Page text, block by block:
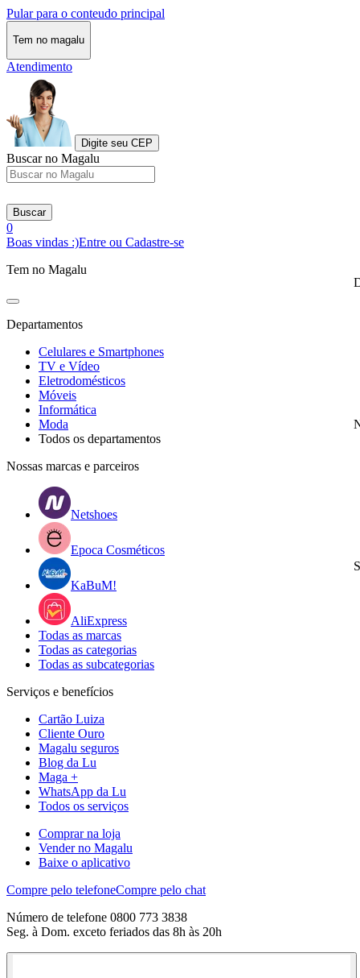
Pular para o conteudo principal
Tem no magalu
Atendimento
Digite seu CEP
Buscar no Magalu
Buscar
0
Boas vindas :)Entre ou Cadastre-se
Tem no Magalu
Departamentos
Celulares e Smartphones
TV e Vídeo
Eletrodomésticos
Móveis
Informática
Moda
Todos os departamentos
Nossas marcas e parceiros
Netshoes
Epoca Cosméticos
KaBuM!
AliExpress
Todas as marcas
Todas as categorias
Todas as subcategorias
Serviços e benefícios
Cartão Luiza
Cliente Ouro
Magalu seguros
Blog da Lu
Maga +
WhatsApp da Lu
Todos os serviços
Comprar na loja
Vender no Magalu
Baixe o aplicativo
Compre pelo telefoneCompre pelo chat
Número de telefone 0800 773 3838
Seg. à Dom. exceto feriados das 8h às 20h